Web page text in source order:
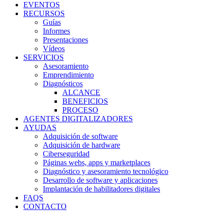
EVENTOS
RECURSOS
Guías
Informes
Presentaciones
Vídeos
SERVICIOS
Asesoramiento
Emprendimiento
Diagnósticos
ALCANCE
BENEFICIOS
PROCESO
AGENTES DIGITALIZADORES
AYUDAS
Adquisición de software
Adquisición de hardware
Ciberseguridad
Páginas webs, apps y marketplaces
Diagnóstico y asesoramiento tecnológico
Desarrollo de software y aplicaciones
Implantación de habilitadores digitales
FAQS
CONTACTO